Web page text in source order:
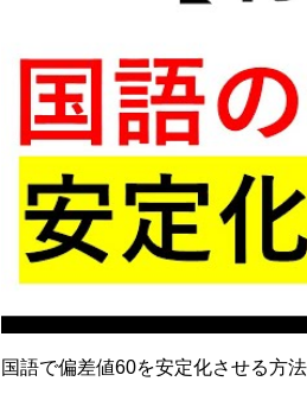
国語で偏差値60を安定化させる方法